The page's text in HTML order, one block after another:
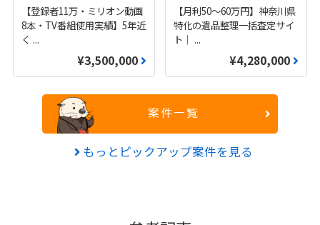
【登録者11万・ミリオン動画
8本・TV番組使用実績】5年近
く ...
¥3,500,000
【月利50〜60万円】神奈川県
特化の遺品整理一括査定サイ
ト｜ ...
¥4,280,000
案件一覧
もっとピックアップ案件を見る